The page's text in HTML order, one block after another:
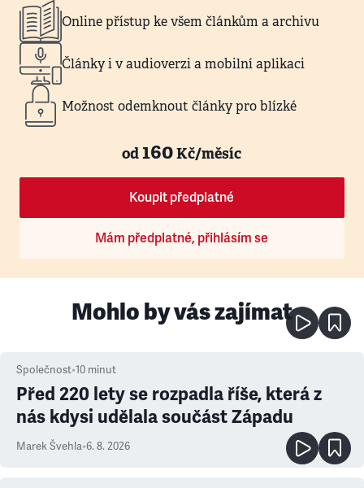
Online přístup ke všem článkům a archivu
Články i v audioverzi a mobilní aplikaci
Možnost odemknout články pro blízké
od160Kč/měsíc
Koupit předplatné
Mám předplatné, přihlásím se
Mohlo by vás zajímat
Společnost•10 minut
Před 220 lety se rozpadla říše, která z
nás kdysi udělala součást Západu
Marek Švehla•6. 8. 2026